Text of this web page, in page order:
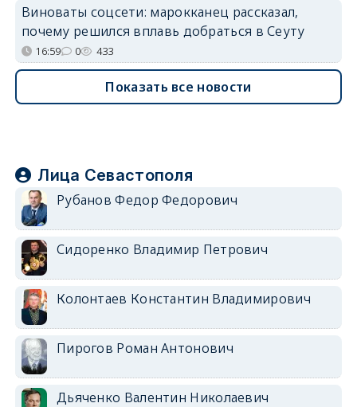
Виноваты соцсети: марокканец рассказал,
почему решился вплавь добраться в Сеуту
16:59 0 433
Показать все новости
Лица Севастополя
Рубанов Федор Федорович
Сидоренко Владимир Петрович
Колонтаев Константин Владимирович
Пирогов Роман Антонович
Дьяченко Валентин Николаевич